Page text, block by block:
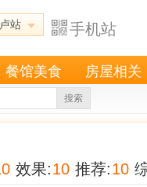
站 手机站
餐馆美食 房屋相关
搜索
效果:10 推荐:10